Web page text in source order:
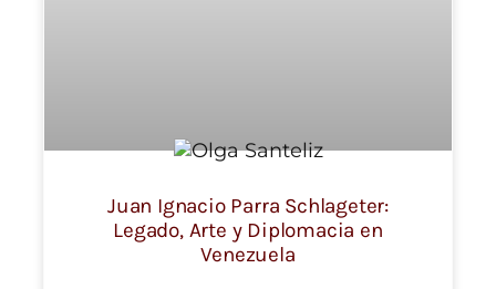
Juan Ignacio Parra Schlageter:
Legado, Arte y Diplomacia en
Venezuela